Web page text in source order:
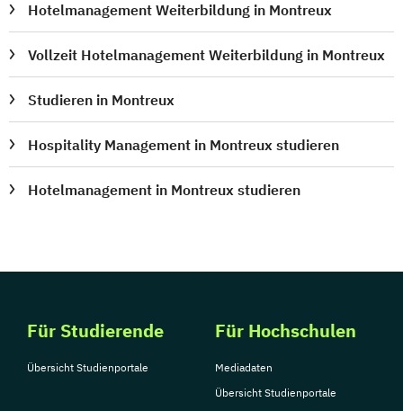
Hotelmanagement Weiterbildung in Montreux
Vollzeit Hotelmanagement Weiterbildung in Montreux
Studieren in Montreux
Hospitality Management in Montreux studieren
Hotelmanagement in Montreux studieren
Für Studierende
Übersicht Studienportale
Für Hochschulen
Mediadaten
Übersicht Studienportale